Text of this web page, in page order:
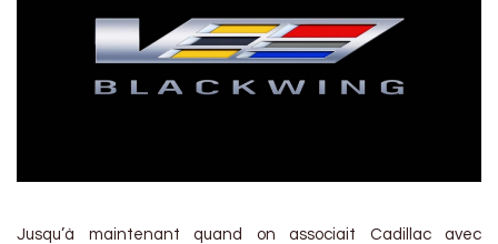
Jusqu’à maintenant quand on associait Cadillac avec